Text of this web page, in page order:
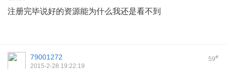
注册完毕说好的资源能为什么我还是看不到
59#
79001272
2015-2-28 19:22:19